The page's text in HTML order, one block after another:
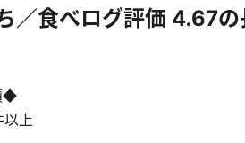
／食べログ評価 4.67
◆
以上